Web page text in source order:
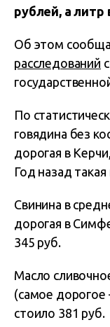
рублей, а литр
Об этом
расследований
По
говядина без
дорогая в
Год назад
Свинина в
дорогая в
345 руб.
Масло
(самое дорогое
стоило 381 руб.